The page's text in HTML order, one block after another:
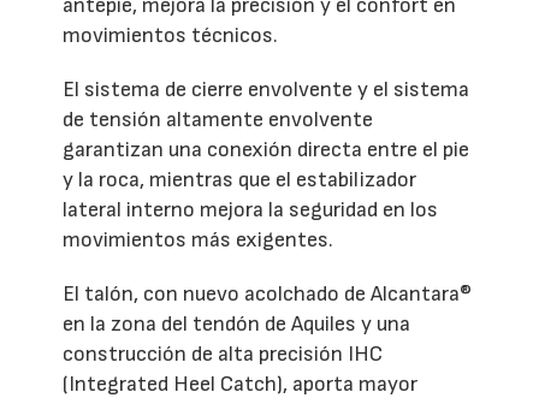
movimientos técnicos.
El sistema de cierre envolvente y el sistema
de tensión altamente envolvente
garantizan una conexión directa entre el pie
y la roca, mientras que el estabilizador
lateral interno mejora la seguridad en los
movimientos más exigentes.
El talón, con nuevo acolchado de Alcantara®
en la zona del tendón de Aquiles y una
construcción de alta precisión IHC
(Integrated Heel Catch), aporta mayor